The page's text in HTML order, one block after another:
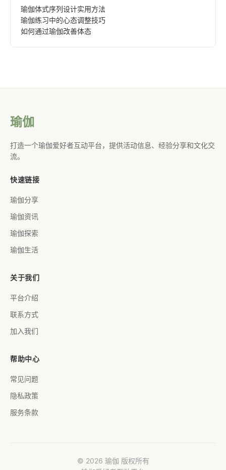
瑜伽体式序列设计实用方法
瑜伽练习中的心态调整技巧
如何通过瑜伽改善体态
瑜伽
打造一个瑜伽爱好者互动平台，提供活动信息、经验分享和文化交
流。
快速链接
瑜伽分享
瑜伽资讯
瑜伽探索
瑜伽生活
关于我们
平台介绍
联系方式
加入我们
帮助中心
常见问题
隐私政策
服务条款
© 2026 瑜伽 版权所有